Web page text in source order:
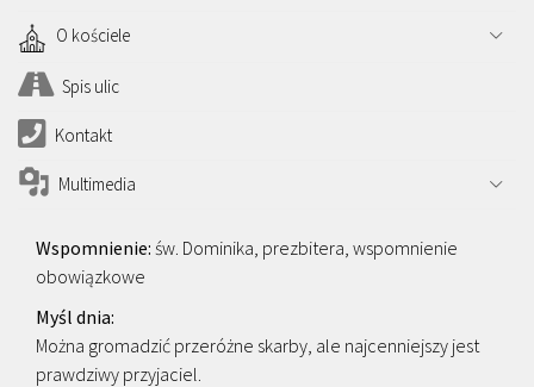
O kościele
Spis ulic
Kontakt
Multimedia
św. Dominika, prezbitera, wspomnienie
obowiązkowe
Można gromadzić przeróżne skarby, ale najcenniejszy jest
prawdziwy przyjaciel.